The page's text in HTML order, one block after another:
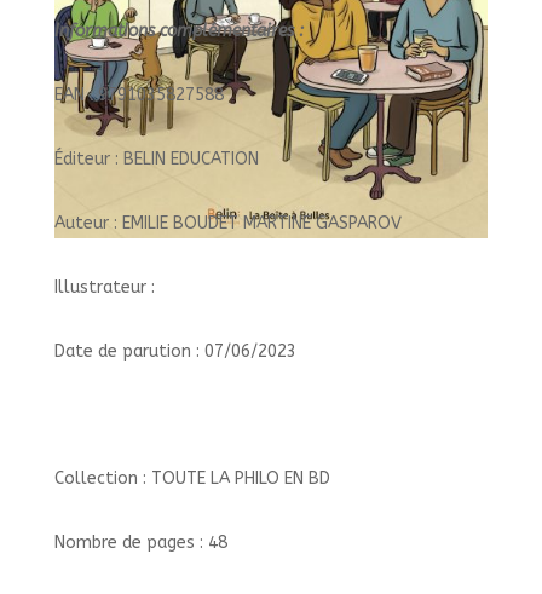
Informations complémentaires :
EAN : 9791035827588
Éditeur : BELIN EDUCATION
Auteur : EMILIE BOUDET MARTINE GASPAROV
Illustrateur :
Date de parution : 07/06/2023
Collection : TOUTE LA PHILO EN BD
Nombre de pages : 48